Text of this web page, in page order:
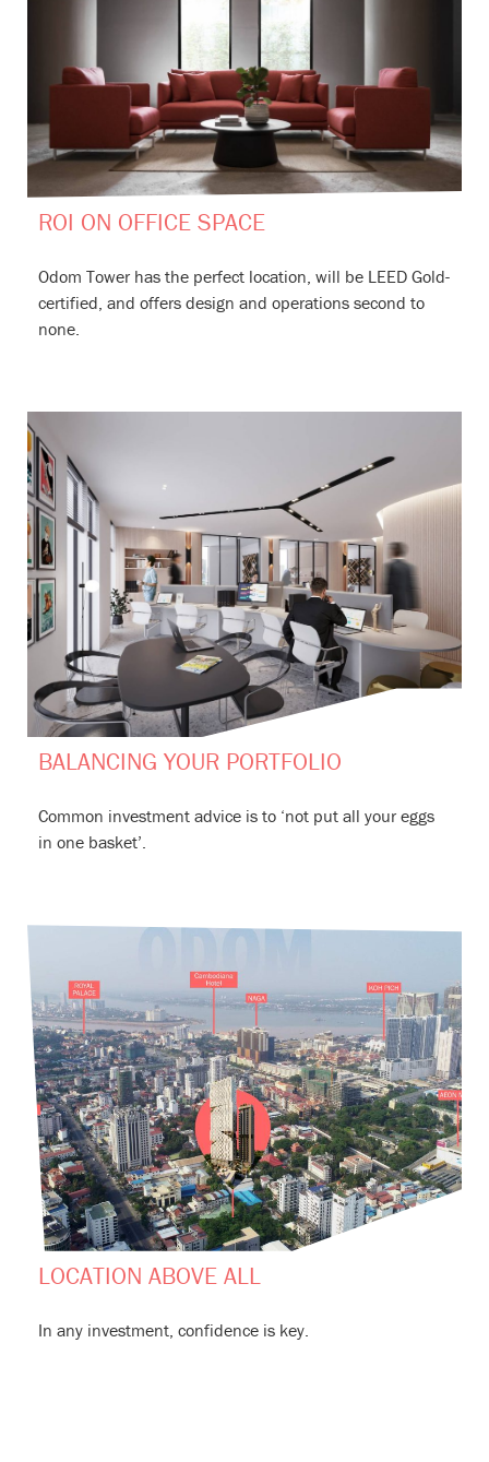
ROI ON OFFICE SPACE
Odom Tower has the perfect location, will be LEED Gold-
certified, and offers design and operations second to
none.
BALANCING YOUR PORTFOLIO
Common investment advice is to ‘not put all your eggs
in one basket’.
LOCATION ABOVE ALL
In any investment, confidence is key.